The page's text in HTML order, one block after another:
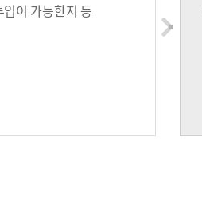
이 가능한지 등